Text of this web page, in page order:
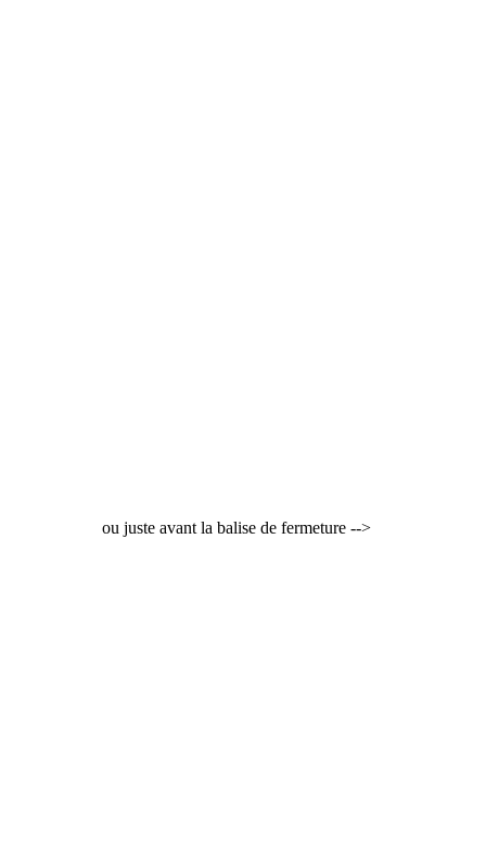
ou juste avant la balise de fermeture -->